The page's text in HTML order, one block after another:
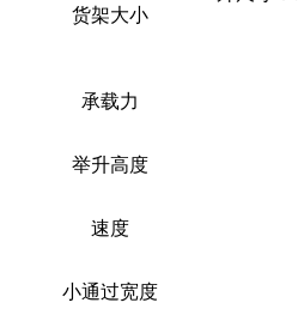
货架大小
承载力
举升高度
速度
小通过宽度